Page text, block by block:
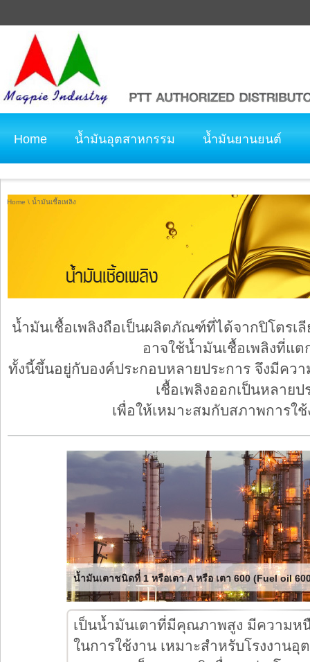
Home น้ำมันอุตสาหกรรม น้ำมันยานยนต์
Home \ น้ำมันเชื้อเพลิง
น้ำมันเชื้อเพลิงถือเป็นผลิตภัณฑ์ที่ได้จากปิโตรเ
อาจใช้น้ำมันเชื้อเพลิงที่แต
ทั้งนี้ขึ้นอยู่กับองค์ประกอบหลายประการ จึงมีคว
เชื้อเพลิงออกเป็นหลายป
เพื่อให้เหมาะสมกับสภาพการใ
น้ำมันเตาชนิดที่่ 1 หรือเตา A หรือ เตา 600 (Fuel oil
เป็นน้ำมันเตาที่มีคุณภาพสูง มีความห
ในการใช้งาน เหมาะสำหรับโรงงาน